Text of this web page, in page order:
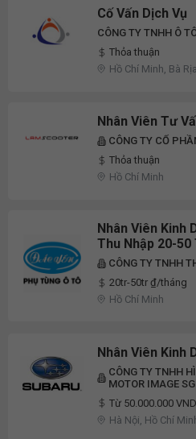
Cố Vấn Dịch Vụ
CÔNG TY TNHH Ô
Thỏa thuận
Hồ Chí Minh, Bà
Nhân Viên Tư
CÔNG TY CỔ
Thỏa thuận
Hồ Chí Minh
Nhân Viên Kinh
Thu Nhập 20-50
CÔNG TY TNHH
20tr-50tr ₫/tháng
Hồ Chí Minh
Nhân Viên Kinh
CÔNG TY TNHH
MOTOR IMAGE SG
Từ 50.000.000 VND
Hà Nội, Hồ Chí